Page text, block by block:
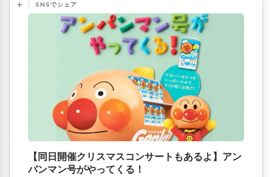
SNSでシェア
【同日開催クリスマスコンサートもあるよ】アン
パンマン号がやってくる！